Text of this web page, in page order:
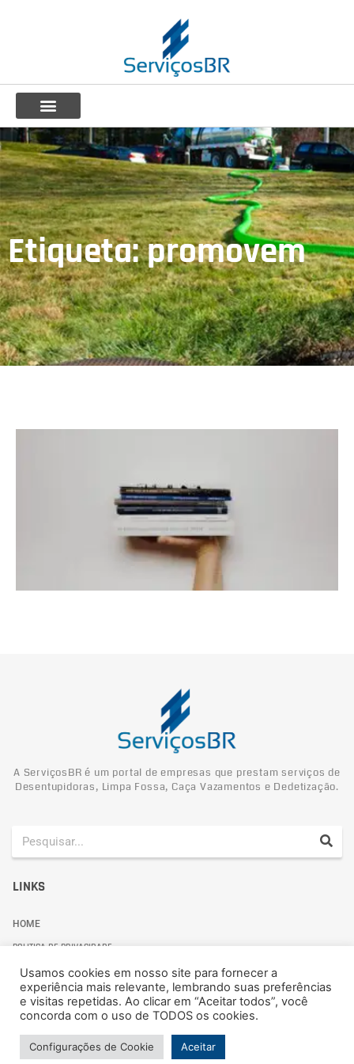
Etiqueta: promovem
A ServiçosBR é um portal de empresas que prestam serviços de
Desentupidoras, Limpa Fossa, Caça Vazamentos e Dedetização.
LINKS
HOME
POLITICA DE PRIVACIDADE
© 2024 ServiçosBR
Usamos cookies em nosso site para fornecer a
experiência mais relevante, lembrando suas preferências
e visitas repetidas. Ao clicar em “Aceitar todos”, você
concorda com o uso de TODOS os cookies.
Configurações de Cookie Aceitar